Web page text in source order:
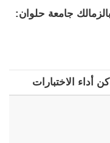
جامعة حلوان:
أداء الاختبارات